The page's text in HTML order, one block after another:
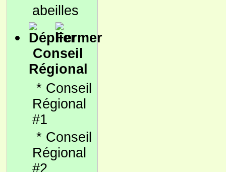
abeilles
Conseil
Régional
* Conseil
Régional
#1
* Conseil
Régional
#2